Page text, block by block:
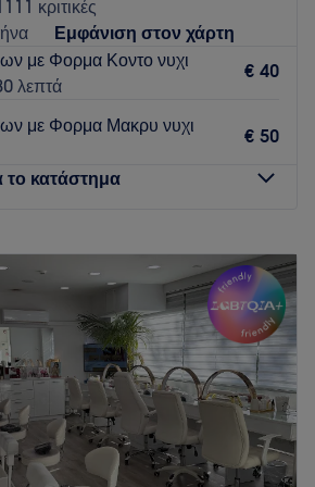
με επαγγελματισμό,
στον χρόνο σας.
Go to venue
κριτικές
Εμφάνιση στον χάρτη
με Φορμα Κοντο νυχι
λεπτά
€ 40
με Φορμα Μακρυ νυχι
€ 50
το κατάστημα
12:30
20:30
10:00–18:00
12:30 –20:30
12:30–20:30
10:00–18:00
Κλειστό
Αμπελόκηπους είναι ο χώρος που
περιποιηθείς τον εαυτό σου με